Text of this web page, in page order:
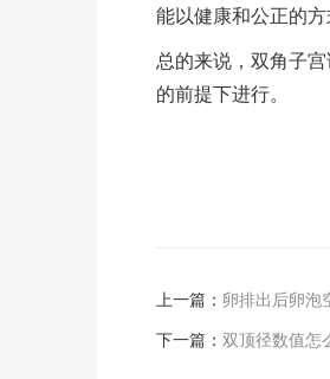
能以健康和公正的方
总的来说，双角子
的前提下进行。
上一篇： 卵排出后卵泡
下一篇： 双顶径数值怎